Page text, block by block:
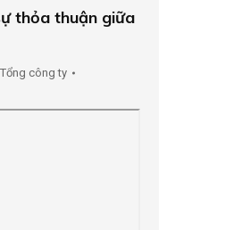
thỏa thuận giữa
công ty